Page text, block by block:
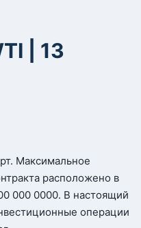
| 13
Максимальное
расположено в
000 0000. В настоящий
операции